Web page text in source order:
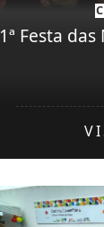
1ª Festa